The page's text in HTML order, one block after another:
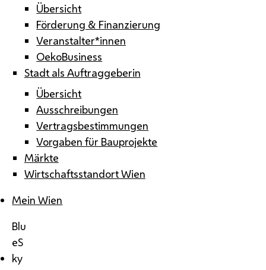
Übersicht
Förderung & Finanzierung
Veranstalter*innen
OekoBusiness
Stadt als Auftraggeberin
Übersicht
Ausschreibungen
Vertragsbestimmungen
Vorgaben für Bauprojekte
Märkte
Wirtschaftsstandort Wien
Mein Wien
Blu
eS
ky